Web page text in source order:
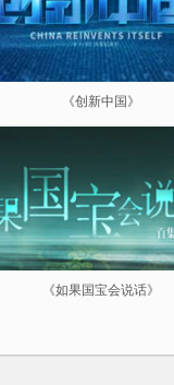
《创新中国》
《如果国宝会说话》